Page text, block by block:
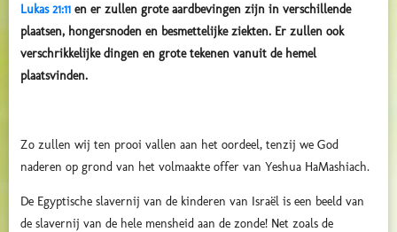
Lukas 21:11 en er zullen grote aardbevingen zijn in verschillende
plaatsen, hongersnoden en besmettelijke ziekten. Er zullen ook
verschrikkelijke dingen en grote tekenen vanuit de hemel
plaatsvinden.
Zo zullen wij ten prooi vallen aan het oordeel, tenzij we God
naderen op grond van het volmaakte offer van Yeshua HaMashiach.
De Egyptische slavernij van de kinderen van Israël is een beeld van
de slavernij van de hele mensheid aan de zonde! Net zoals de